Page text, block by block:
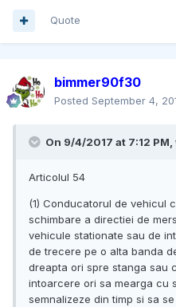
Quote
bimmer90f30
Posted September 4,
On 9/4/2017 at 7:12
Articolul 54
(1) Conducatorul de vehicul
schimbare a directiei de
vehicule stationate sau de
de trecere pe o alta banda
dreapta ori spre stanga sau
intoarcere ori sa mearga cu
semnalizeze din timp si sa